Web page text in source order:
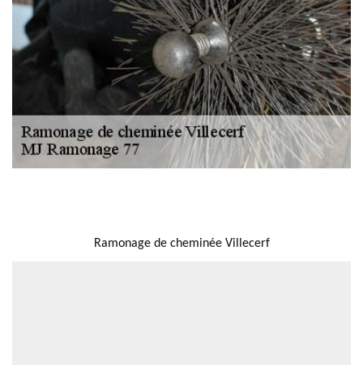
Ramonage de cheminée Villecerf